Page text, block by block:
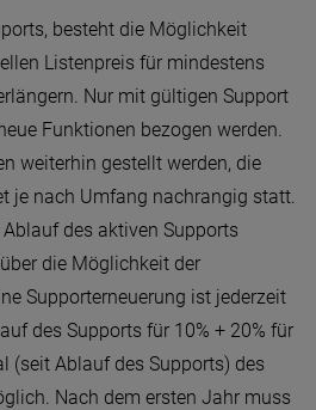
besteht die Möglichkeit
Listenpreis für mindestens
Nur mit gültigen Support
Funktionen bezogen werden.
weiterhin gestellt werden, die
je nach Umfang nachrangig statt.
des aktiven Supports
die Möglichkeit der
Supporterneuerung ist jederzeit
des Supports für 10% + 20% für
(seit Ablauf des Supports) des
Nach dem ersten Jahr muss